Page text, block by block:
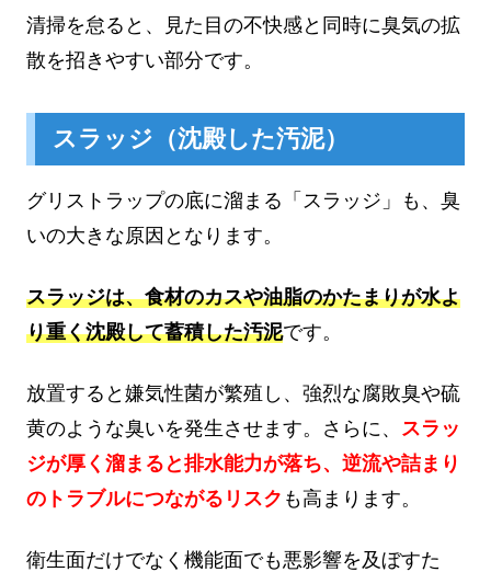
清掃を怠ると、見た目の不快感と同時に臭気の拡
散を招きやすい部分です。
スラッジ（沈殿した汚泥）
グリストラップの底に溜まる「スラッジ」も、臭
いの大きな原因となります。
スラッジは、食材のカスや油脂のかたまりが水よ
り重く沈殿して蓄積した汚泥です。
放置すると嫌気性菌が繁殖し、強烈な腐敗臭や硫
黄のような臭いを発生させます。さらに、 スラッ
ジが厚く溜まると排水能力が落ち、逆流や詰まり
のトラブルにつながるリスク も高まります。
衛生面だけでなく機能面でも悪影響を及ぼすた